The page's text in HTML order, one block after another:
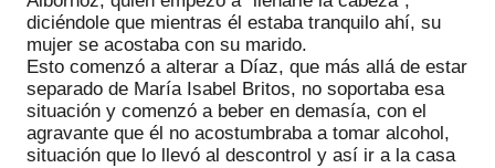
diciéndole que mientras él estaba tranquilo ahí, su
mujer se acostaba con su marido.
Esto comenzó a alterar a Díaz, que más allá de estar
separado de María Isabel Britos, no soportaba esa
situación y comenzó a beber en demasía, con el
agravante que él no acostumbraba a tomar alcohol,
situación que lo llevó al descontrol y así ir a la casa